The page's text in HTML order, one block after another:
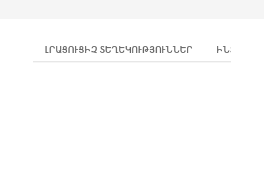
ԼՐԱՑՈՒՑԻՉ ՏԵՂԵԿՈՒԹՅՈՒՆՆԵՐ ԻՆՉՊԵՍ